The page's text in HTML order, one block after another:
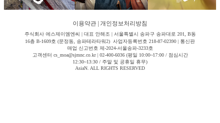
이용약관 개인정보처리방침
주식회사 에스제이엠엔씨 | 대표 안해조 | 서울특별시 송파구 송파대로 201, B동
16층 B-1609호 (문정동, 송파테라타워2) 사업자등록번호 218-87-02390 | 통신판
매업 신고번호 제-2024-서울송파-3233호
고객센터 cs_moa@sjmnc.co.kr | 02-400-6036 (평일 10:00~17:00 / 점심시간
12:30~13:30 / 주말 및 공휴일 휴무)
AsiaN. ALL RIGHTS RESERVED